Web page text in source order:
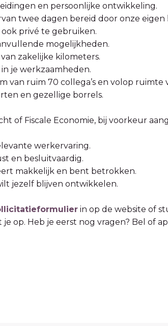
en persoonlijke ontwikkeling.
twee dagen bereid door onze eigen
privé te gebruiken.
mogelijkheden.
zakelijke kilometers.
je werkzaamheden.
van ruim 70 collega’s en volop ruimte
en gezellige borrels.
of Fiscale Economie, bij voorkeur
werkervaring.
en besluitvaardig.
makkelijk en bent betrokken.
jezelf blijven ontwikkelen.
in op de website of
op. Heb je eerst nog vragen? Bel of